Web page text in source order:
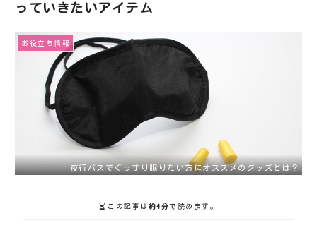
っていきたいアイテム
お役立ち情報
夜行バスでぐっすり眠りたい方にオススメのグッズとは？
この記事は 約4分で読めます。